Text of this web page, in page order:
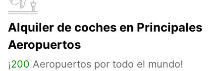
Alquiler de coches en Principales
Aeropuertos
¡200 Aeropuertos por todo el mundo!